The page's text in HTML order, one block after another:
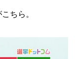
ちら。